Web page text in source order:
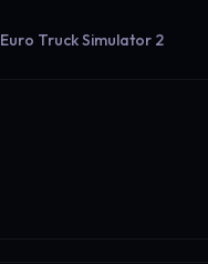
Euro Truck Simulator 2